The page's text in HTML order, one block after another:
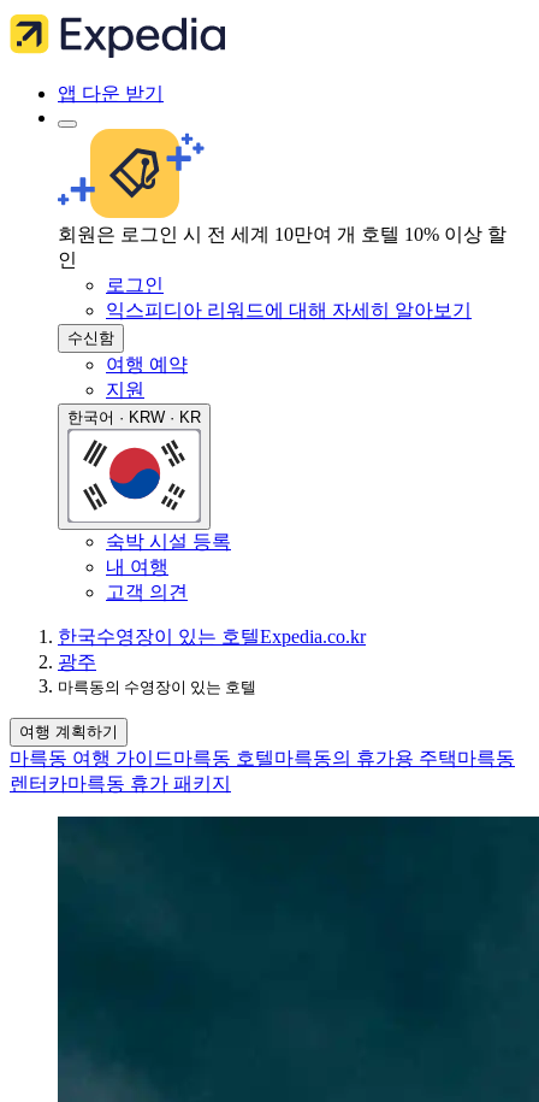
앱 다운 받기
회원은 로그인 시 전 세계 10만여 개 호텔 10% 이상 할
인
로그인
익스피디아 리워드에 대해 자세히 알아보기
수신함
여행 예약
지원
한국어 · KRW · KR
숙박 시설 등록
내 여행
고객 의견
한국수영장이 있는 호텔Expedia.co.kr
광주
마륵동의 수영장이 있는 호텔
여행 계획하기
마륵동 여행 가이드마륵동 호텔마륵동의 휴가용 주택마륵동
렌터카마륵동 휴가 패키지